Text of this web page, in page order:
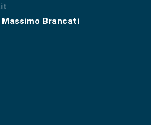
Massimo Brancati